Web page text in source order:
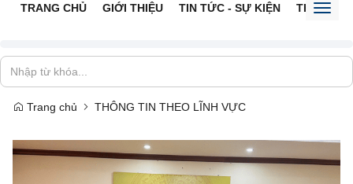
TRANG CHỦ GIỚI THIỆU TIN TỨC - SỰ KIỆN THÔNG
Trang chủ THÔNG TIN THEO LĨNH VỰC